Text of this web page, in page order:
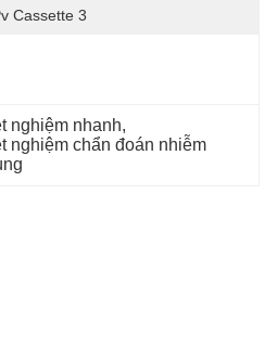
Cassette 3
nghiệm nhanh,
nghiệm chẩn đoán nhiễm